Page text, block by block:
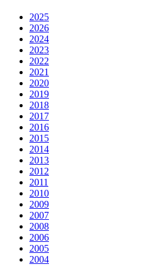
2025
2026
2024
2023
2022
2021
2020
2019
2018
2017
2016
2015
2014
2013
2012
2011
2010
2009
2007
2008
2006
2005
2004